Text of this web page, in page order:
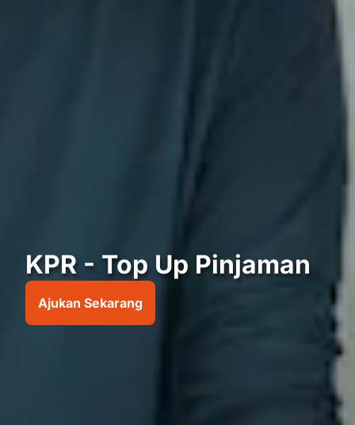
KPR - Top Up Pinjaman
Ajukan Sekarang